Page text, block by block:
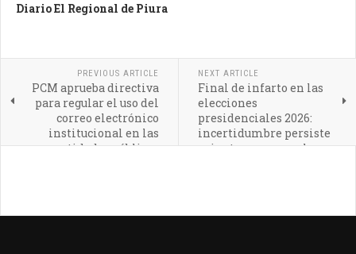
Diario El Regional de Piura
PREVIOUS ARTICLE
PCM aprueba directiva
para regular el uso del
correo electrónico
institucional en las
entidades públicas
NEXT ARTICLE
Final de infarto en las
elecciones
presidenciales 2026:
incertidumbre persiste
mientras avanza el